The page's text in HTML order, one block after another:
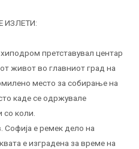
ИЗЛЕТИ:
претставувал центар
живот во главниот град на
место за собирање на
каде се одржувале
со коли.
е ремек дело на
е изградена за време на